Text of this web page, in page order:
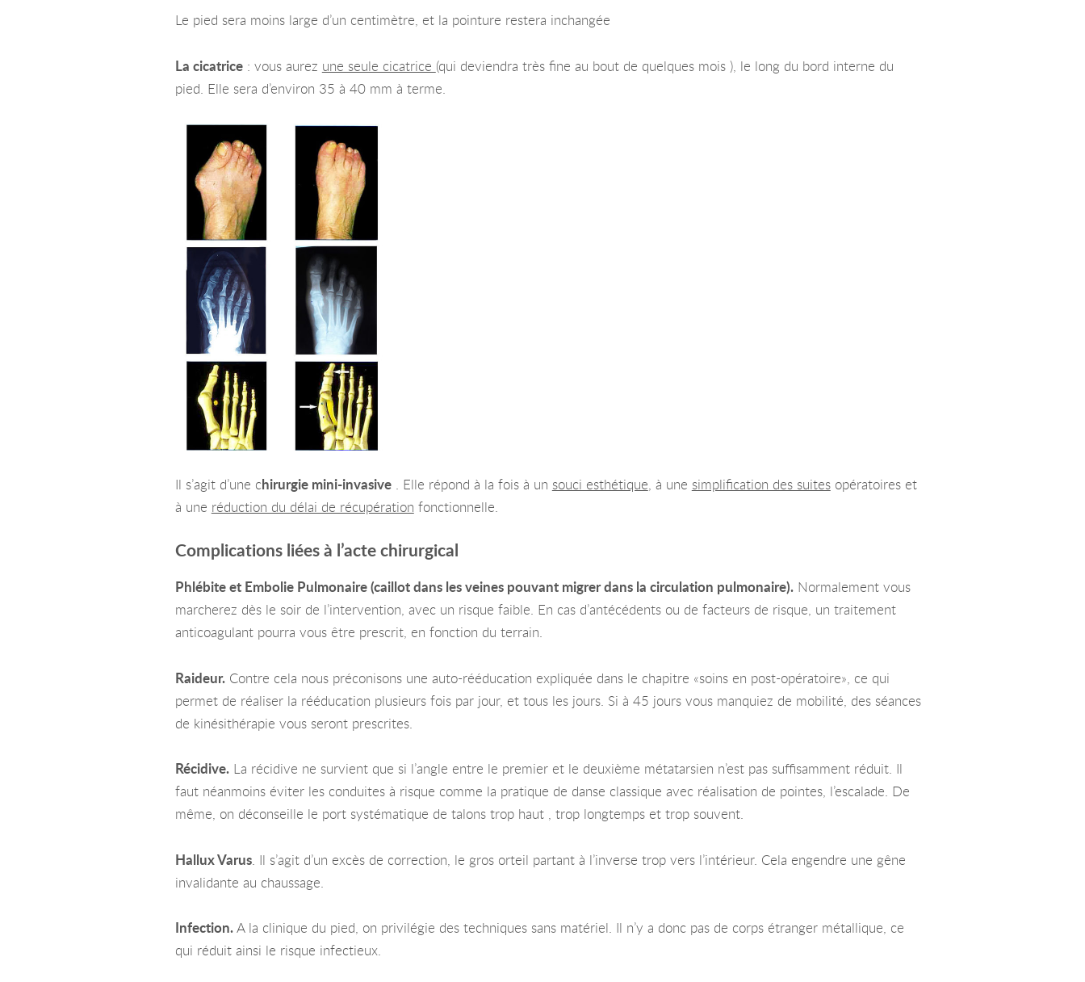
Le pied sera moins large d’un centimètre, et la pointure restera inchangée
La cicatrice: vous aurez une seule cicatrice (qui deviendra très fine au bout de quelques mois ), le long du bord interne du
pied. Elle sera d’environ 35 à 40 mm à terme.
Il s’agit d’une chirurgie mini-invasive. Elle répond à la fois à un souci esthétique , à une simplification des suitesopératoires et
à une réduction du délai de récupération fonctionnelle.
Complications liées à l’acte chirurgical
Phlébite et Embolie Pulmonaire (caillot dans les veines pouvant migrer dans la circulation pulmonaire).Normalement vous
marcherez dès le soir de l’intervention, avec un risque faible. En cas d’antécédents ou de facteurs de risque, un traitement
anticoagulant pourra vous être prescrit, en fonction du terrain.
Raideur.Contre cela nous préconisons une auto-rééducation expliquée dans le chapitre «soins en post-opératoire», ce qui
permet de réaliser la rééducation plusieurs fois par jour, et tous les jours. Si à 45 jours vous manquiez de mobilité, des séances
de kinésithérapie vous seront prescrites.
Récidive.La récidive ne survient que si l’angle entre le premier et le deuxième métatarsien n’est pas suffisamment réduit. Il
faut néanmoins éviter les conduites à risque comme la pratique de danse classique avec réalisation de pointes, l’escalade. De
même, on déconseille le port systématique de talons trop haut , trop longtemps et trop souvent.
Hallux Varus. Il s’agit d’un excès de correction, le gros orteil partant à l’inverse trop vers l’intérieur. Cela engendre une gêne
invalidante au chaussage.
Infection.A la clinique du pied, on privilégie des techniques sans matériel. Il n’y a donc pas de corps étranger métallique, ce
qui réduit ainsi le risque infectieux.